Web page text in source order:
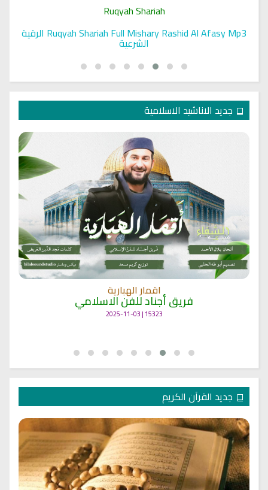
Ruqyah Shariah
Ruqyah Shariah Full Mishary Rashid Al Afasy Mp3 الرقية
الشرعية
جديد الاناشيد الاسلامية
اقمار الهبارية
فريق أجناد للفن الاسلامي
15323 | 2025-11-03
جديد القرآن الكريم